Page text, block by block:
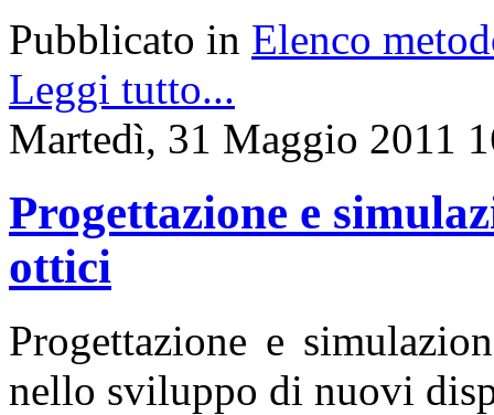
Pubblicato in Elenco
Leggi tutto...
Martedì, 31 Maggio 2011
Progettazione e
ottici
Progettazione e
nello sviluppo di nuovi